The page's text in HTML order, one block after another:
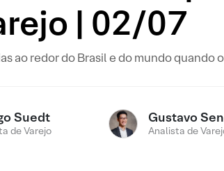
| 02/07
ao redor do Brasil e do mundo quando
Suedt
de Varejo
Gustavo
Analista de